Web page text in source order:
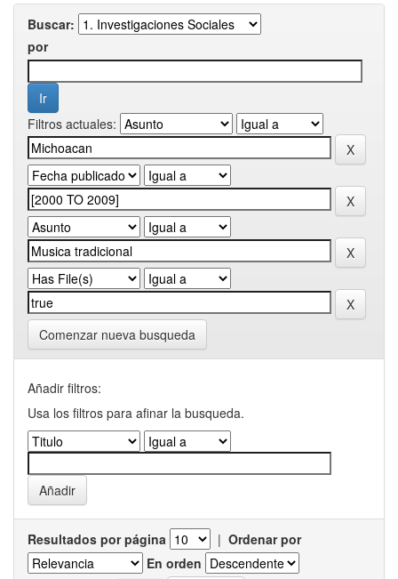
Buscar:
por
Filtros actuales:
Comenzar nueva busqueda
Añadir filtros:
Usa los filtros para afinar la busqueda.
Resultados por página | Ordenar por
En orden